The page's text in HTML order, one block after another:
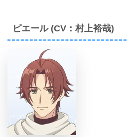
ピエール (CV：村上裕哉)